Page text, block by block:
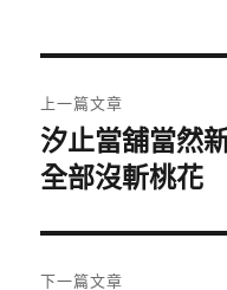
章
導
覽
上一篇文章
上
一
文
章:
汐止當舖當然
全部沒斬桃花
下一篇文章